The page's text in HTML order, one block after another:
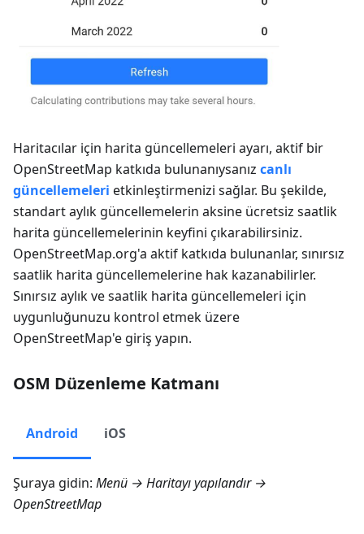
Haritacılar için harita güncellemeleri ayarı, aktif bir
OpenStreetMap katkıda bulunanıysanız canlı
güncellemeleri etkinleştirmenizi sağlar. Bu şekilde,
standart aylık güncellemelerin aksine ücretsiz saatlik
harita güncellemelerinin keyfini çıkarabilirsiniz.
OpenStreetMap.org'a aktif katkıda bulunanlar, sınırsız
saatlik harita güncellemelerine hak kazanabilirler.
Sınırsız aylık ve saatlik harita güncellemeleri için
uygunluğunuzu kontrol etmek üzere
OpenStreetMap'e giriş yapın.
OSM Düzenleme Katmanı
Android iOS
Şuraya gidin: Menü → Haritayı yapılandır →
OpenStreetMap